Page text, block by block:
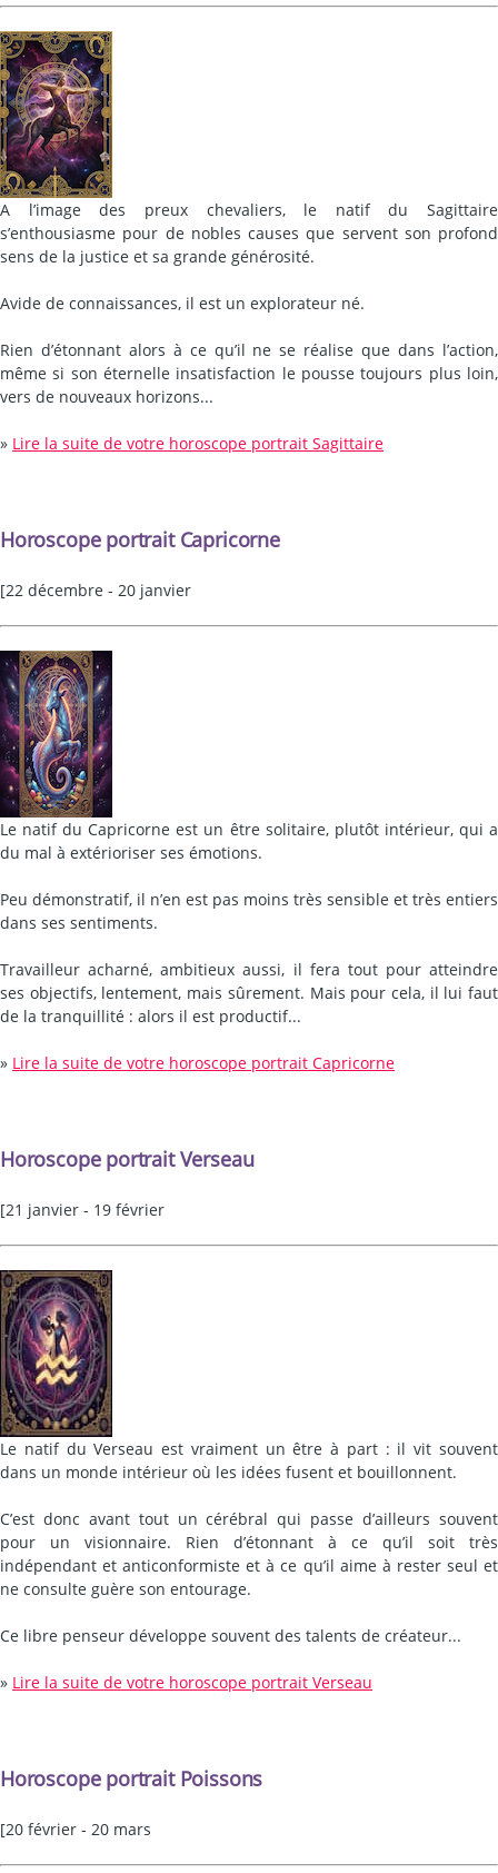
A l’image des preux chevaliers, le natif du Sagittaire
s’enthousiasme pour de nobles causes que servent son profond
sens de la justice et sa grande générosité.
Avide de connaissances, il est un explorateur né.
Rien d’étonnant alors à ce qu’il ne se réalise que dans l’action,
même si son éternelle insatisfaction le pousse toujours plus loin,
vers de nouveaux horizons...
» Lire la suite de votre horoscope portrait Sagittaire
Horoscope portrait Capricorne
[22 décembre - 20 janvier
Le natif du Capricorne est un être solitaire, plutôt intérieur, qui a
du mal à extérioriser ses émotions.
Peu démonstratif, il n’en est pas moins très sensible et très entiers
dans ses sentiments.
Travailleur acharné, ambitieux aussi, il fera tout pour atteindre
ses objectifs, lentement, mais sûrement. Mais pour cela, il lui faut
de la tranquillité : alors il est productif...
» Lire la suite de votre horoscope portrait Capricorne
Horoscope portrait Verseau
[21 janvier - 19 février
Le natif du Verseau est vraiment un être à part : il vit souvent
dans un monde intérieur où les idées fusent et bouillonnent.
C’est donc avant tout un cérébral qui passe d’ailleurs souvent
pour un visionnaire. Rien d’étonnant à ce qu’il soit très
indépendant et anticonformiste et à ce qu’il aime à rester seul et
ne consulte guère son entourage.
Ce libre penseur développe souvent des talents de créateur...
» Lire la suite de votre horoscope portrait Verseau
Horoscope portrait Poissons
[20 février - 20 mars